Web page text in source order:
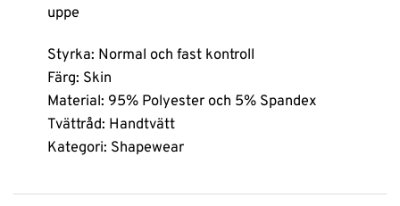
uppe
Styrka: Normal och fast kontroll
Färg: Skin
Material: 95% Polyester och 5% Spandex
Tvättråd: Handtvätt
Kategori: Shapewear